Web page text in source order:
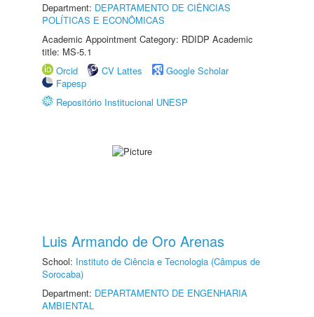
Department: DEPARTAMENTO DE CIÊNCIAS
POLÍTICAS E ECONÔMICAS
Academic Appointment Category: RDIDP Academic
title: MS-5.1
Orcid
CV Lattes
Google Scholar
Fapesp
Repositório Institucional UNESP
Luis Armando de Oro Arenas
School: Instituto de Ciência e Tecnologia (Câmpus de
Sorocaba)
Department: DEPARTAMENTO DE ENGENHARIA
AMBIENTAL